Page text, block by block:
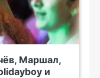
Маршал,
и